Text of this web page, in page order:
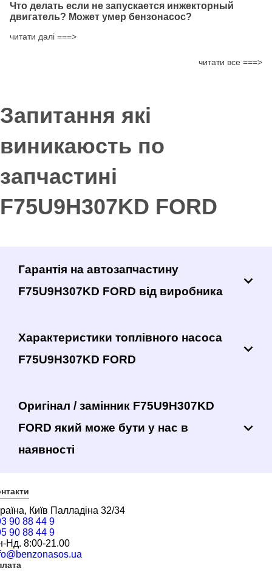
Что делать если не запускается инжекторный
двигатель? Может умер бензонасос?
читати далі ===>
читати все ===>
Запитання які
виникаюсть по
запчастині
F75U9H307KD FORD
Гарантія на автозапчастину
F75U9H307KD FORD від виробника
Характеристики топлівного насоса
F75U9H307KD FORD
Оригінал / замінник F75U9H307KD
FORD який може бути у нас в
наявності
Київ Палладіна 32/34
90 88 44 9
90 88 44 9
Нд. 8:00-21.00